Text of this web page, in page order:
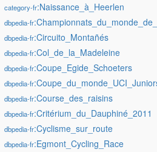
category-fr:Naissance_à_Heerlen
dbpedia-fr
dbpedia-fr:Circuito_Montañés
dbpedia-fr:Col_de_la_Madeleine
dbpedia-fr:Coupe_Egide_Schoeters
dbpedia-fr
dbpedia-fr:Course_des_raisins
dbpedia-fr:Critérium_du_Dauphiné_2011
dbpedia-fr:Cyclisme_sur_route
dbpedia-fr:Egmont_Cycling_Race